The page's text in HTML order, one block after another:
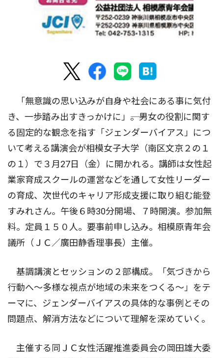
「無意識の思い込みが自身や社会にある事に気付
き、一歩踏み出すきっかけに」――。男女の役割に関す
る固定的な観念を指す「ジェンダーバイアス」につ
いて考える講演会が相模女子大学（南区文京２の１
の１）で３月27日（金）に開かれる。講師は女性起
業家育成スクールの運営などを通して女性リーダー
の育成、次世代のキャリア形成支援に取り組む能登
すみれさん。午後６時30分開場、７時開演。参加無
料。定員１５０人。要事前申し込み。相模原青年会
議所（ＪＣ／廣田静香理事長）主催。
基調講演とセッションの２部構成。「気づきから
行動へ〜多様な視点が地域の未来をつくる〜」をテ
ーマに、ジェンダーバイアスの具体的な事例とその
問題点、解消方法などについて理解を深めていく。
主催する同ＪＣ女性活躍推進委員会の岡田雄大委